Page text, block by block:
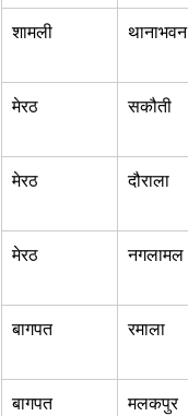
शामली
थानाभवन
मेरठ
सकौती
मेरठ
दौराला
मेरठ
नगलामल
बागपत
रमाला
बागपत
मलकपुर